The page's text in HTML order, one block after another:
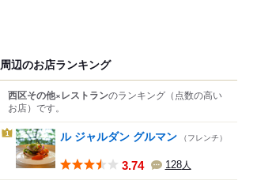
周辺のお店ランキング
西区その他×レストランのランキング （点数の高い
お店） です。
1 ル ジャルダン グルマン （フレンチ）
3.74 128人